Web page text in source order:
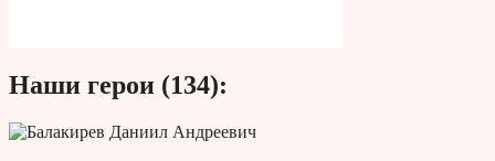
Наши герои (134):